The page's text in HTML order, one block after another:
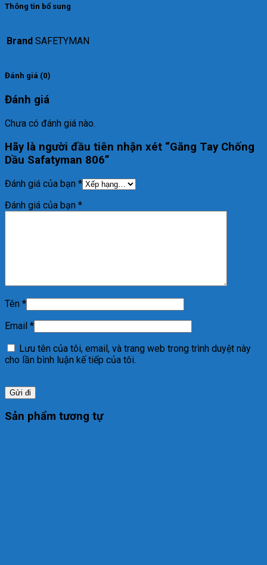
Thông tin bổ sung
Brand SAFETYMAN
Đánh giá (0)
Đánh giá
Chưa có đánh giá nào.
Hãy là người đầu tiên nhận xét “Găng Tay Chống
Dầu Safatyman 806”
Đánh giá của bạn *
Đánh giá của bạn *
Tên *
Email *
Lưu tên của tôi, email, và trang web trong trình duyệt này
cho lần bình luận kế tiếp của tôi.
Sản phẩm tương tự